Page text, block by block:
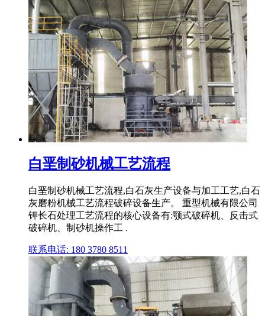
白垩制砂机械工艺流程
白垩制砂机械工艺流程,白石灰生产设备与加工工艺,白石
灰磨粉机械工艺流程破碎设备生产。 重型机械有限公司
钾长石处理工艺流程的核心设备有:颚式破碎机、反击式
破碎机、制砂机操作工 .
联系电话: 180 3780 8511